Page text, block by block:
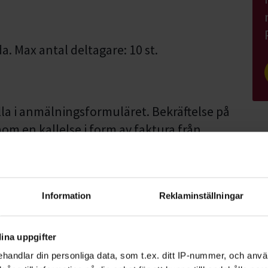
Information Reklaminställningar
uppgifter
din personliga data, som t.ex. ditt IP-nummer, och
Max antal deltagare: 10 st.
i anmälningsformuläret. Bekräftelse på
en kallelse i form av faktura från
se därför till att kolla din
hos Ödeshögs Kennelklubb. Du